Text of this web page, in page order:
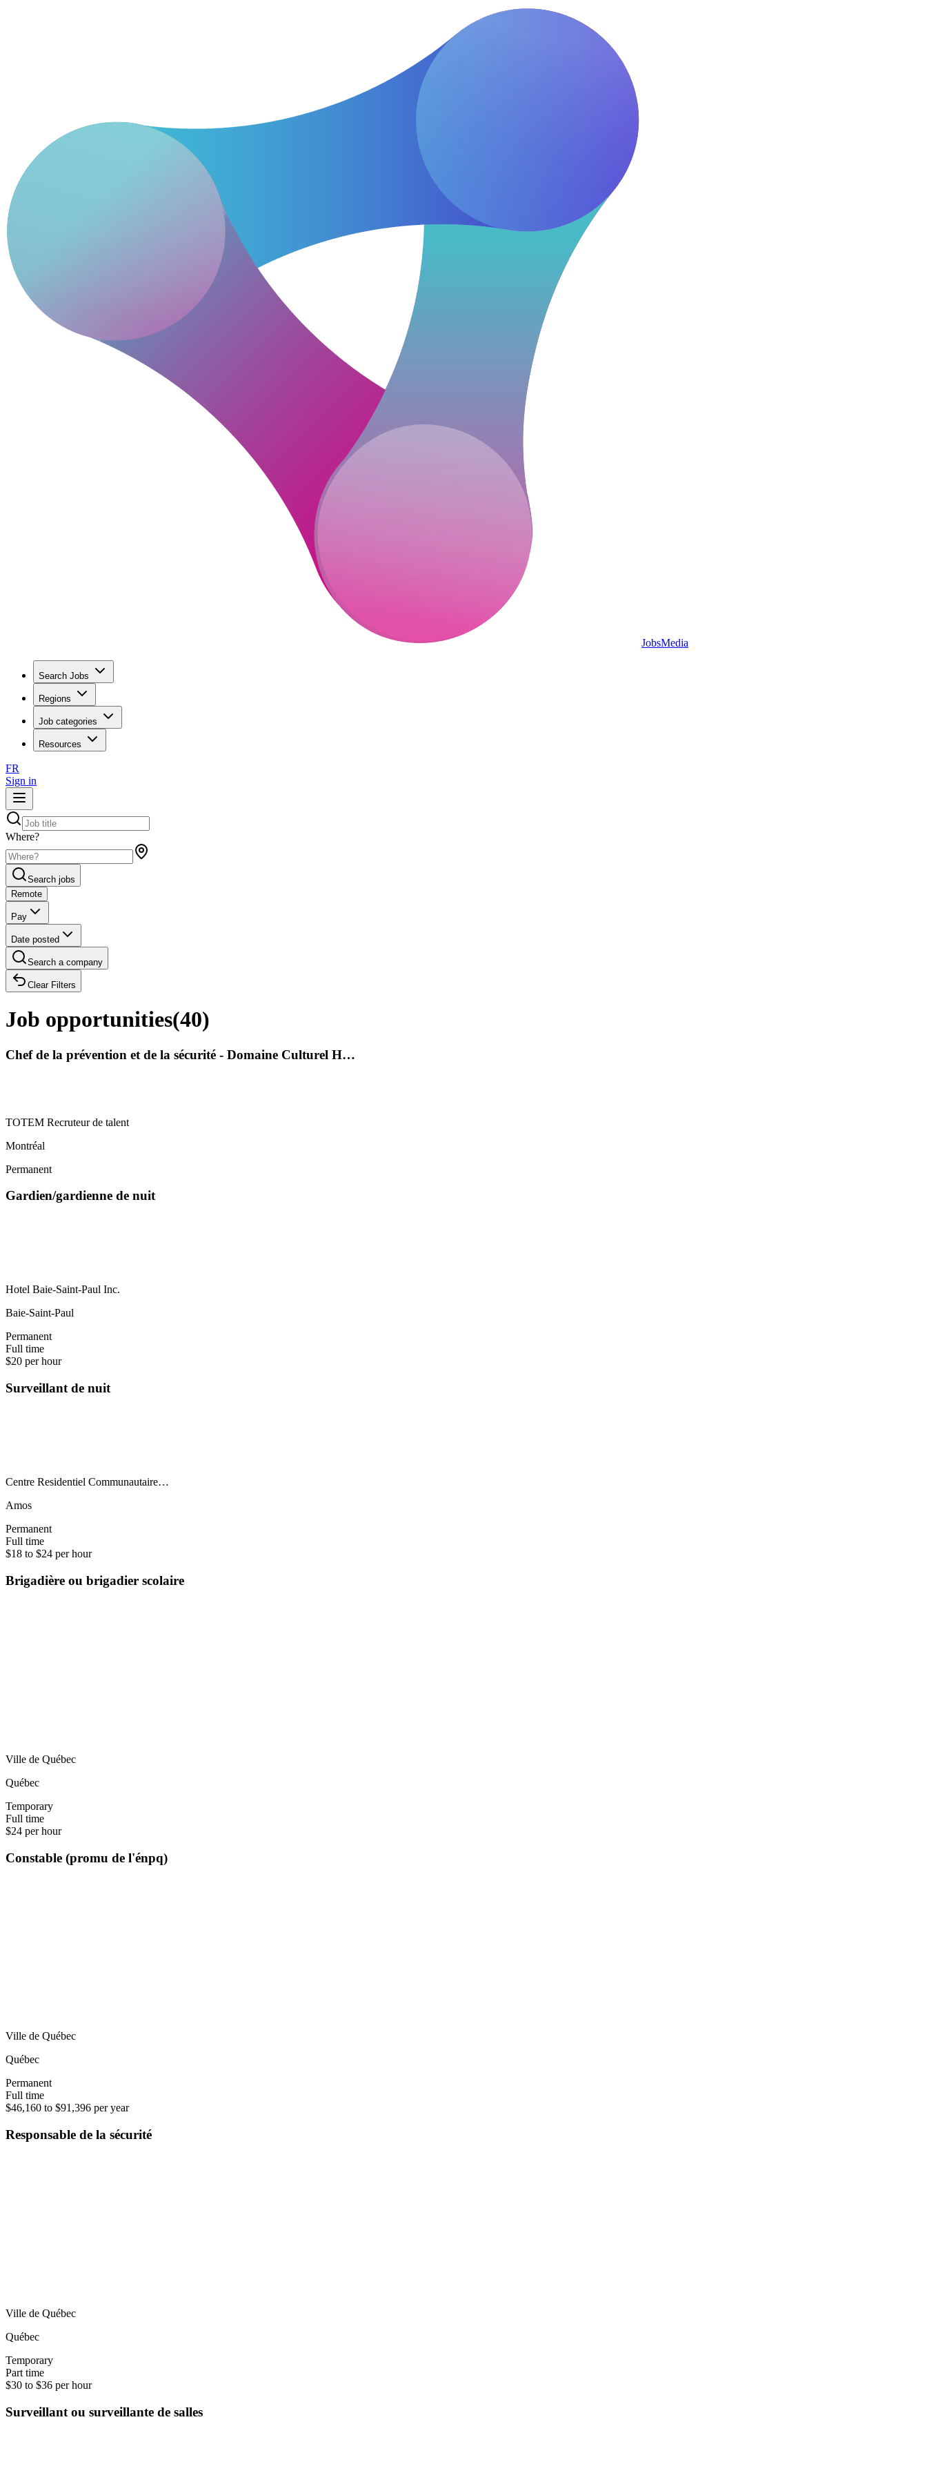
JobsMedia
Search Jobs
Regions
Job categories
Resources
FR
Sign in
Where?
Search jobs
Remote
Pay
Date posted
Search a company
Clear Filters
Job opportunities(40)
Chef de la prévention et de la sécurité - Domaine Culturel H…
TOTEM Recruteur de talent
Montréal
Permanent
Gardien/gardienne de nuit
Hotel Baie-Saint-Paul Inc.
Baie-Saint-Paul
Permanent
Full time
$20 per hour
Surveillant de nuit
Centre Residentiel Communautaire…
Amos
Permanent
Full time
$18 to $24 per hour
Brigadière ou brigadier scolaire
Ville de Québec
Québec
Temporary
Full time
$24 per hour
Constable (promu de l'énpq)
Ville de Québec
Québec
Permanent
Full time
$46,160 to $91,396 per year
Responsable de la sécurité
Ville de Québec
Québec
Temporary
Part time
$30 to $36 per hour
Surveillant ou surveillante de salles